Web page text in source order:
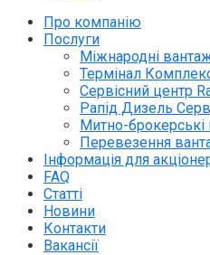
Про компанію
Послуги
Міжнародні
Термінал
Сервісний центр
Рапід Дизель
Митно-брокерські
Перевезення
Інформація для
FAQ
Статті
Новини
Контакти
Вакансії